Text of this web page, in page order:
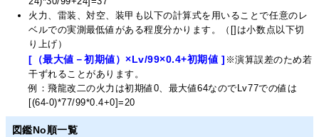
火力、雷装、対空、装甲も以下の計算式を用いることで任意のレ
ベルでの実測最低値がある程度分かります。（[]は小数点以下切
り上げ）
[（最大値－初期値）×Lv/99×0.4+初期値 ] ※演算誤差のため若
干ずれることがあります。
例：飛龍改二の火力は初期値0、最大値64なのでLv77での値は
[(64-0)*77/99*0.4+0]=20
図鑑No順一覧